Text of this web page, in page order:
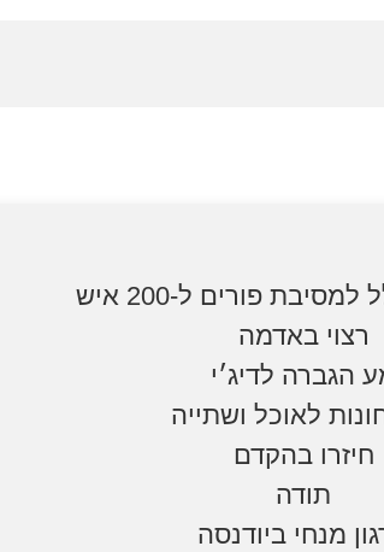
פורים ל-200 איש
רצוי באדמה
הגברה לדיג׳י
לאוכל ושתייה
חיזרו בהקדם
תודה
מנחי ביודנסה